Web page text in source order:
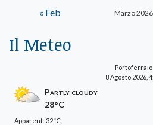
Marzo 2026
« Feb
Il Meteo
Portoferraio
8 Agosto 2026,
Partly cloudy
28°C
Apparent: 32°C